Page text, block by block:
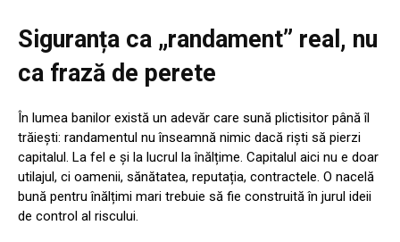
Siguranța ca „randament” real, nu
ca frază de perete
În lumea banilor există un adevăr care sună plictisitor până îl
trăiești: randamentul nu înseamnă nimic dacă riști să pierzi
capitalul. La fel e și la lucrul la înălțime. Capitalul aici nu e doar
utilajul, ci oamenii, sănătatea, reputația, contractele. O nacelă
bună pentru înălțimi mari trebuie să fie construită în jurul ideii
de control al riscului.